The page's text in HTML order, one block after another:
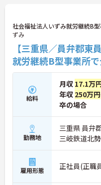
社会福祉法人いずみ就労継続B
ずみ
【三重県／員弁郡
就労継続B型事業所
給料
月収 17.1万
年収 250万円
卒の場合
勤務地
三重県 員弁
三岐鉄道北
雇用形態 正社員(正職